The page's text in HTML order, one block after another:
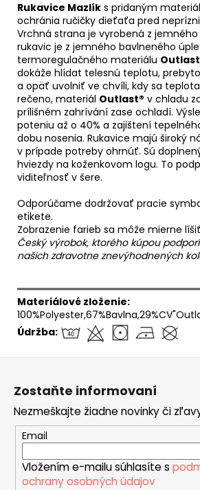
Rukavice Mazlík s pridaným
ochránia ručičky dieťaťa pred
Vrchná strana je vyrobená z
rukavic je z jemného bavlneného
termoregulačného materiálu
dokáže hlídat telesnú teplotu,
a opäť uvolniť ve chvíli, kdy sa
rečeno, materiál Outlast® v chladu
prílišném zahrívání zase ochladí.
poteniu až o 40% a zajištení
dobu nosenia. Rukavice majú široký
v prípade potreby ohrnúť. Sú
hviezdy na koženkovom logu. To
viditeľnosť v šere.
Odporúčame dodržovať pracie
etikete.
Zobrazenie farieb sa môže mierne
Český výrobok, ktorého kúpou
našich zdravotne znevýhodnených
Materiálové zloženie:
Údržba:
Zostaňte informovaní
Nezmeškajte žiadne novinky či
Email
Vložením e-mailu súhlasíte s
ochrany osobných údajov